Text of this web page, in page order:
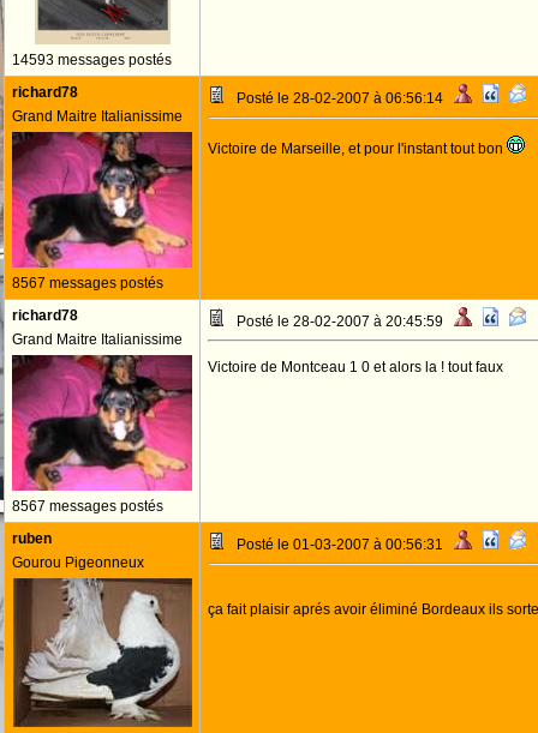
14593 messages postés
richard78
Grand Maitre Italianissime
8567 messages postés
Posté le 28-02-2007 à 06:56:14
Victoire de Marseille, et pour l'instant tout bon
richard78
Grand Maitre Italianissime
8567 messages postés
Posté le 28-02-2007 à 20:45:59
Victoire de Montceau 1 0 et alors la ! tout faux
ruben
Gourou Pigeonneux
Posté le 01-03-2007 à 00:56:31
ça fait plaisir aprés avoir éliminé Bordeaux ils